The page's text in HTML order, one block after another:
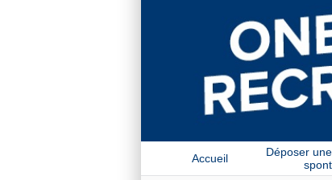
Accueil
Déposer